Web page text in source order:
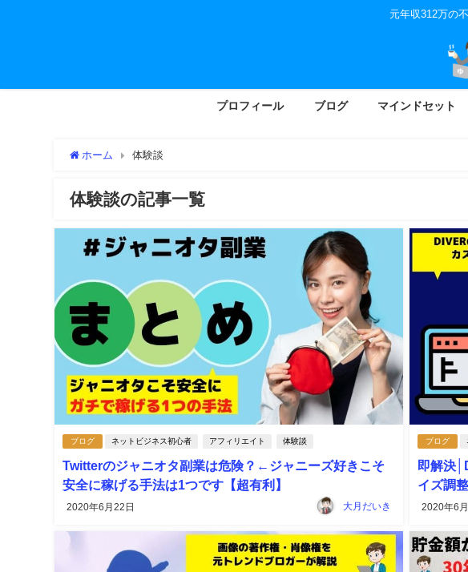
元年収312万の
プロフィール ブログ マインドセット
ホーム 体験談
体験談の記事一覧
ブログ ネットビジネス初心者 アフィリエイト 体験談
Twitterのジャニオタ副業は危険？←ジャニーズ好きこそ
安全に稼げる手法は1つです【超有利】
2020年6月22日 大月だいき
ブログ
即解決
イズ調
2020年6